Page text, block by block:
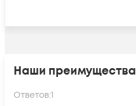
Наши преимущества
Ответов:1